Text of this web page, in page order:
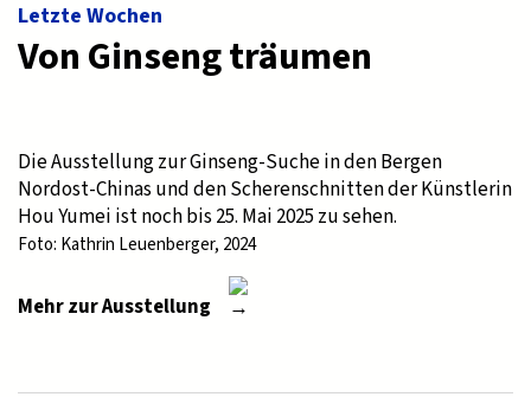
Letzte Wochen
Von Ginseng träumen
Die Ausstellung zur Ginseng-Suche in den Bergen
Nordost-Chinas und den Scherenschnitten der Künstlerin
Hou Yumei ist noch bis 25. Mai 2025 zu sehen.
Foto: Kathrin Leuenberger, 2024
Mehr zur Ausstellung